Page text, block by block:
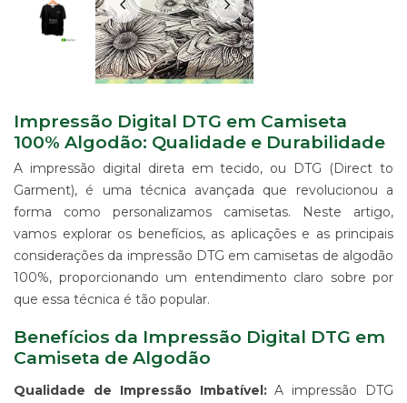
DIGITAL
EM
IMPRESSÃO
EM
PAPEL
DIGITAL
UV
EM
CHAPA
IMPRESSÃO
DIGITAL
SUBLIMÁTICA
EM
IMPRESSÃO
DIGITAL
DTG
Impressão Digital DTG em Camiseta
100% Algodão: Qualidade e Durabilidade
A impressão digital direta em tecido, ou DTG (Direct to
Garment), é uma técnica avançada que revolucionou a
forma como personalizamos camisetas. Neste artigo,
vamos explorar os benefícios, as aplicações e as principais
considerações da impressão DTG em camisetas de algodão
100%, proporcionando um entendimento claro sobre por
que essa técnica é tão popular.
Benefícios da Impressão Digital DTG em
Camiseta de Algodão
Qualidade de Impressão Imbatível:A impressão DTG